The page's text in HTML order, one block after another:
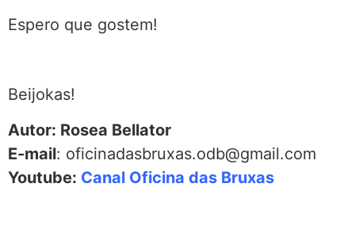
Espero que gostem!
Beijokas!
Autor: Rosea Bellator
E-mail: oficinadasbruxas.odb@gmail.com
Youtube: Canal Oficina das Bruxas